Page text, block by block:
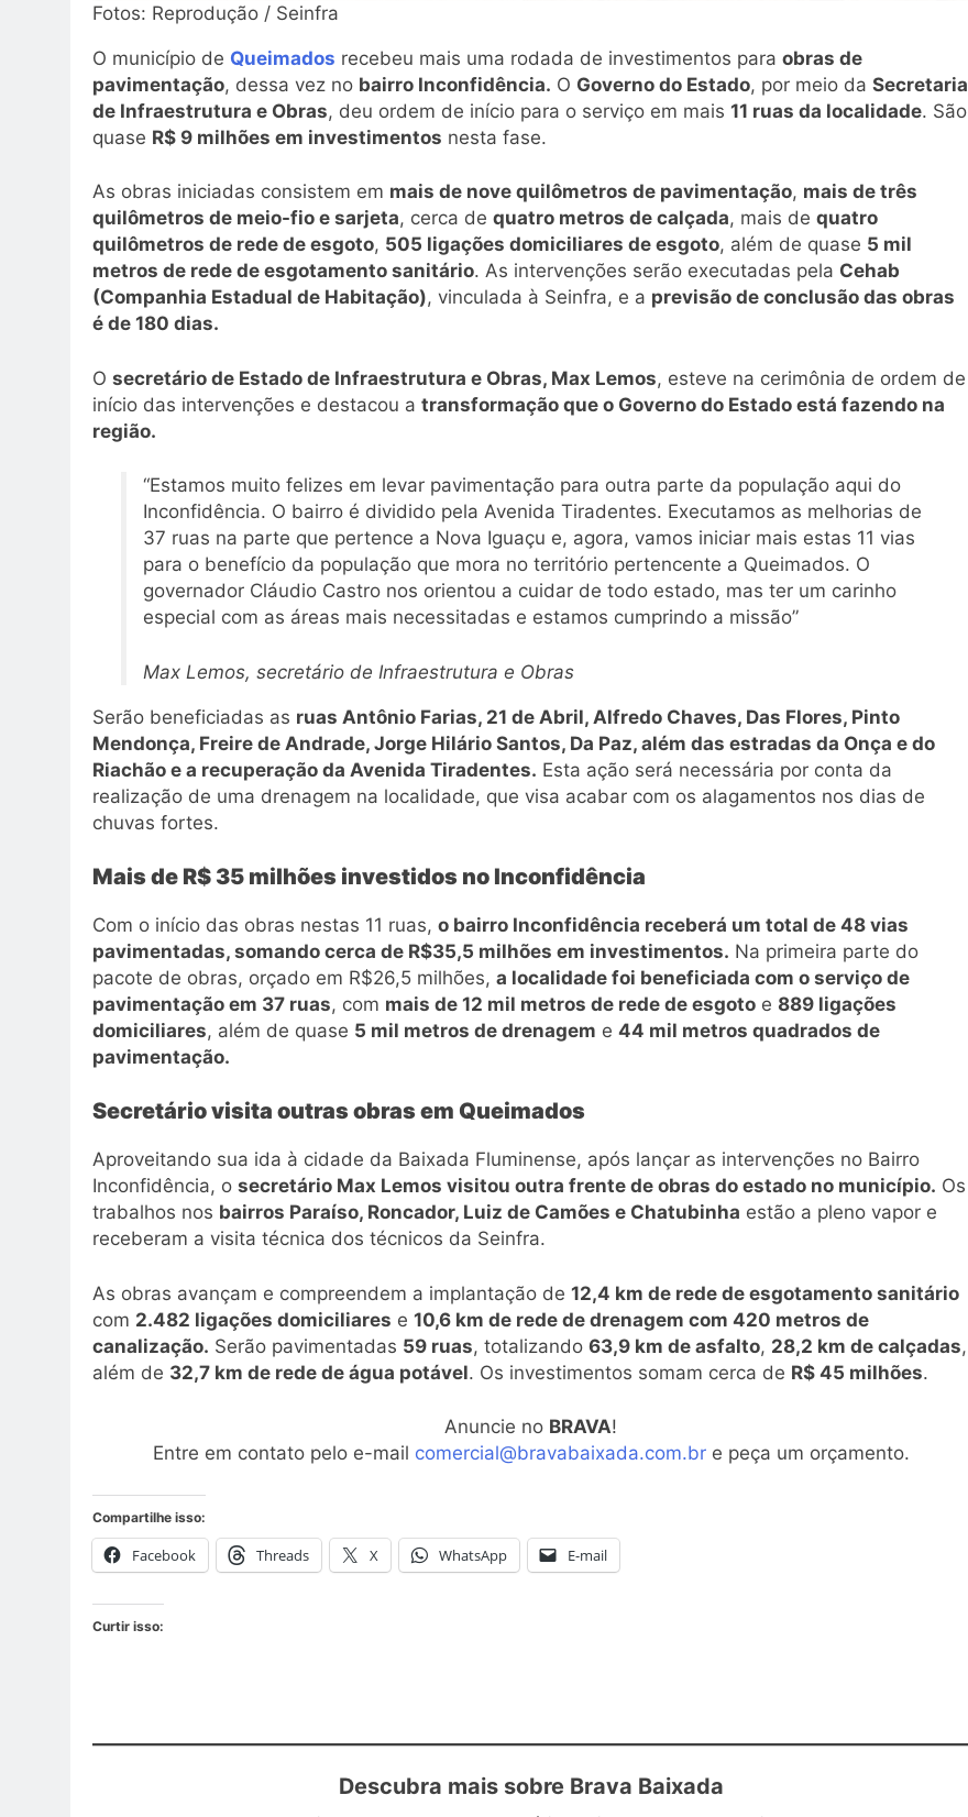
Fotos: Reprodução / Seinfra
O município de Queimados recebeu mais uma rodada de investimentos para obras de
pavimentação, dessa vez no bairro Inconfidência. O Governo do Estado, por meio da Secretaria
de Infraestrutura e Obras, deu ordem de início para o serviço em mais 11 ruas da localidade. São
quase R$ 9 milhões em investimentos nesta fase.
As obras iniciadas consistem em mais de nove quilômetros de pavimentação, mais de três
quilômetros de meio-fio e sarjeta, cerca de quatro metros de calçada, mais de quatro
quilômetros de rede de esgoto, 505 ligações domiciliares de esgoto, além de quase 5 mil
metros de rede de esgotamento sanitário. As intervenções serão executadas pela Cehab
(Companhia Estadual de Habitação), vinculada à Seinfra, e a previsão de conclusão das obras
é de 180 dias.
O secretário de Estado de Infraestrutura e Obras, Max Lemos, esteve na cerimônia de ordem de
início das intervenções e destacou a transformação que o Governo do Estado está fazendo na
região.
“Estamos muito felizes em levar pavimentação para outra parte da população aqui do
Inconfidência. O bairro é dividido pela Avenida Tiradentes. Executamos as melhorias de
37 ruas na parte que pertence a Nova Iguaçu e, agora, vamos iniciar mais estas 11 vias
para o benefício da população que mora no território pertencente a Queimados. O
governador Cláudio Castro nos orientou a cuidar de todo estado, mas ter um carinho
especial com as áreas mais necessitadas e estamos cumprindo a missão”
Max Lemos, secretário de Infraestrutura e Obras
Serão beneficiadas as ruas Antônio Farias, 21 de Abril, Alfredo Chaves, Das Flores, Pinto
Mendonça, Freire de Andrade, Jorge Hilário Santos, Da Paz, além das estradas da Onça e do
Riachão e a recuperação da Avenida Tiradentes. Esta ação será necessária por conta da
realização de uma drenagem na localidade, que visa acabar com os alagamentos nos dias de
chuvas fortes.
Mais de R$ 35 milhões investidos no Inconfidência
Com o início das obras nestas 11 ruas, o bairro Inconfidência receberá um total de 48 vias
pavimentadas, somando cerca de R$35,5 milhões em investimentos. Na primeira parte do
pacote de obras, orçado em R$26,5 milhões, a localidade foi beneficiada com o serviço de
pavimentação em 37 ruas, com mais de 12 mil metros de rede de esgoto e 889 ligações
domiciliares, além de quase 5 mil metros de drenagem e 44 mil metros quadrados de
pavimentação.
Secretário visita outras obras em Queimados
Aproveitando sua ida à cidade da Baixada Fluminense, após lançar as intervenções no Bairro
Inconfidência, o secretário Max Lemos visitou outra frente de obras do estado no município. Os
trabalhos nos bairros Paraíso, Roncador, Luiz de Camões e Chatubinha estão a pleno vapor e
receberam a visita técnica dos técnicos da Seinfra.
As obras avançam e compreendem a implantação de 12,4 km de rede de esgotamento sanitário
com 2.482 ligações domiciliares e 10,6 km de rede de drenagem com 420 metros de
canalização. Serão pavimentadas 59 ruas, totalizando 63,9 km de asfalto, 28,2 km de calçadas,
além de 32,7 km de rede de água potável. Os investimentos somam cerca de R$ 45 milhões.
Anuncie no BRAVA!
Entre em contato pelo e-mail comercial@bravabaixada.com.bre peça um orçamento.
Compartilhe isso:
Facebook Threads X WhatsApp E-mail
Curtir isso:
Descubra mais sobre Brava Baixada